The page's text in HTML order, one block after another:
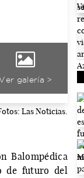
galería >
Las Noticias.
Balompédica
de futuro del